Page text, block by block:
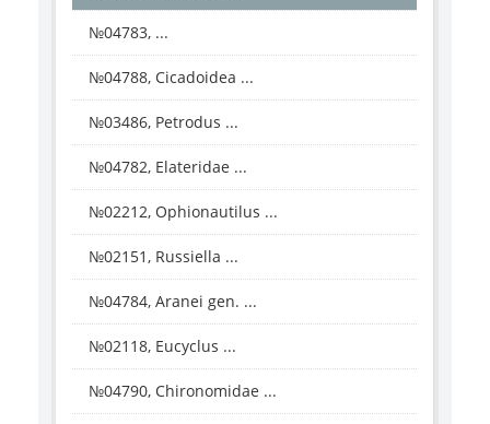
№04783, ...
№04788, Cicadoidea ...
№03486, Petrodus ...
№04782, Elateridae ...
№02212, Ophionautilus ...
№02151, Russiella ...
№04784, Aranei gen. ...
№02118, Eucyclus ...
№04790, Chironomidae ...